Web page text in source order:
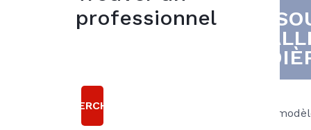
dans le SAV,
Dépannage
VOUS
Privilégiez les
professionnel
RECHERCHER
5
Choisir
Angers